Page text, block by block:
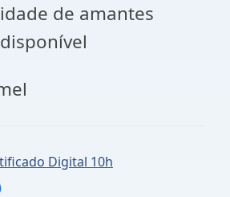
de amantes
Digital 10h